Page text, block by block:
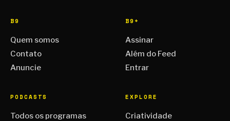
B9
Quem somos
Contato
Anuncie
B9+
Assinar
Além do Feed
Entrar
PODCASTS
Todos os programas
EXPLORE
Criatividade